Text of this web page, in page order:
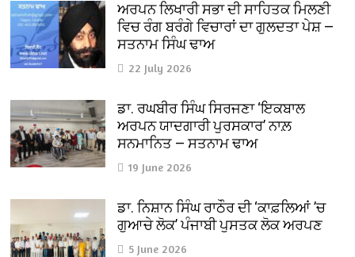
ਅਰਪਨ ਲਿਖਾਰੀ ਸਭਾ ਦੀ ਸਾਹਿਤਕ ਮਿਲਣੀ
ਵਿਚ ਰੰਗ ਬਰੰਗੇ ਵਿਚਾਰਾਂ ਦਾ ਗੁਲਦਤਾ ਪੇਸ਼ —
ਸਤਨਾਮ ਸਿੰਘ ਢਾਅ
22 July 2026
ਡਾ. ਰਘਬੀਰ ਸਿੰਘ ਸਿਰਜਣਾ ‘ਇਕਬਾਲ
ਅਰਪਨ ਯਾਦਗਾਰੀ ਪੁਰਸਕਾਰ’ ਨਾਲ਼
ਸਨਮਾਨਿਤ — ਸਤਨਾਮ ਢਾਅ
19 June 2026
ਡਾ. ਨਿਸ਼ਾਨ ਸਿੰਘ ਰਾਠੌਰ ਦੀ ‘ਕਾਫ਼ਲਿਆਂ ’ਚ
ਗੁਆਚੇ ਲੋਕ’ ਪੰਜਾਬੀ ਪੁਸਤਕ ਲੋਕ ਅਰਪਣ
5 June 2026